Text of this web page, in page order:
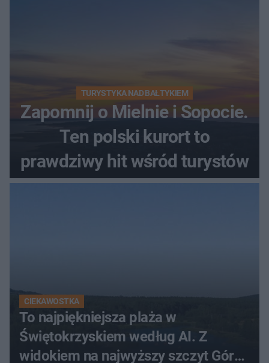
TURYSTYKA NAD BAŁTYKIEM
Zapomnij o Mielnie i Sopocie.
Ten polski kurort to
prawdziwy hit wśród turystów
CIEKAWOSTKA
To najpiękniejsza plaża w
Świętokrzyskiem według AI. Z
widokiem na najwyższy szczyt Gór